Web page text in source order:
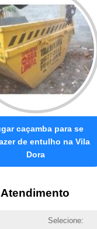
caçamba para se
de entulho na Vila
Dora
Selecione: